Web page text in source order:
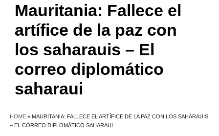
Mauritania: Fallece el
artífice de la paz con
los saharauis – El
correo diplomático
saharaui
HOME » MAURITANIA: FALLECE EL ARTÍFICE DE LA PAZ CON LOS SAHARAUIS
– EL CORREO DIPLOMÁTICO SAHARAUI